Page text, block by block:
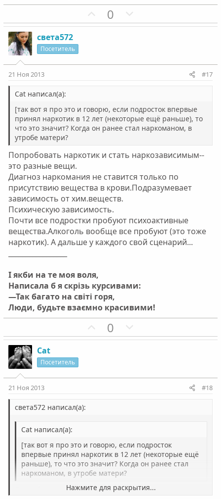
П
о
т
ы
й
г
л
с
0
е
т
ы
й
г
л
с
света572
Посетитель
21 Ноя 2013 #17
Cat написал(а):
[так вот я про это и говорю, если подросток впервые
принял наркотик в 12 лет (некоторые ещё раньше), то
что это значит? Когда он ранее стал наркоманом, в
утробе матери?
Попробовать наркотик и стать наркозависимым--
это разные вещи.
Диагноз наркомания не ставится только по
присутствию вещества в крови.Подразумевает
зависимость от хим.веществ.
Психическую зависимость.
Почти все подростки пробуют психоактивные
вещества.Алкоголь вообще все пробуют (это тоже
наркотик). А дальше у каждого свой сценарий...
І якби на те моя воля,
Написала б я скрізь курсивами:
—Так багато на світі горя,
Люди, будьте взаємно красивими!
П
о
т
г
о
л
о
с
0
е
т
г
о
л
с
Cat
Посетитель
21 Ноя 2013 #18
света572 написал(а):
Cat написал(а):
[так вот я про это и говорю, если подросток
впервые принял наркотик в 12 лет (некоторые ещё
раньше), то что это значит? Когда он ранее стал
наркоманом, в утробе матери?
Попробовать наркотик и стать наркозависимым--это
Нажмите для раскрытия...